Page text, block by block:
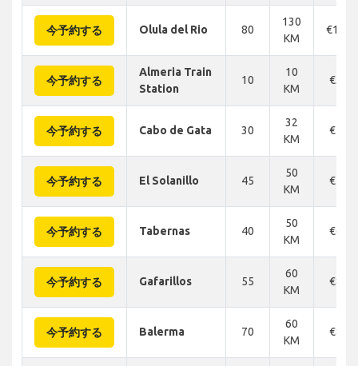
今予約する Olula del Rio 80
130
KM
€177
今予約する
Almeria Train
Station
10
10
KM
€32
今予約する Cabo de Gata 30
32
KM
€52
今予約する El Solanillo 45
50
KM
€75
今予約する Tabernas 40
50
KM
€69
今予約する Gafarillos 55
60
KM
€80
今予約する Balerma 70
60
KM
€88